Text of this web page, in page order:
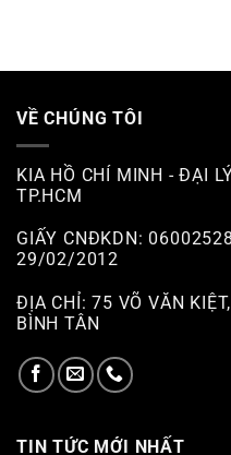
VỀ CHÚNG TÔI
KIA HỒ CHÍ MINH - ĐẠI
TP.HCM
GIẤY CNĐKDN:
29/02/2012
ĐỊA CHỈ: 75 VÕ VĂN
BÌNH TÂN
TIN TỨC MỚI NHẤT